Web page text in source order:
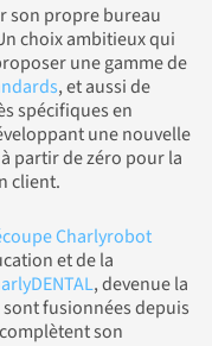
son propre bureau
choix ambitieux qui
une gamme de
, et aussi de
spécifiques en
une nouvelle
à partir de zéro pour la
client.
Charlyrobot
et de la
, devenue la
sont fusionnées depuis
complètent son